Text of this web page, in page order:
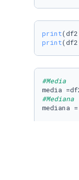
print
print
#Media
media
#Mediana
mediana